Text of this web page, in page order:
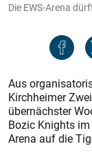
Die EWS-Arena
Aus
Kirchheimer
übernächster
Bozic Knights
Arena auf die